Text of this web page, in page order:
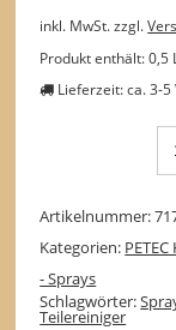
inkl. MwSt. zzgl.
Produkt enthält: 0,5
Lieferzeit:ca. 3-5
Artikelnummer:
Kategorien:
- Sprays
Schlagwörter:
Teilereiniger